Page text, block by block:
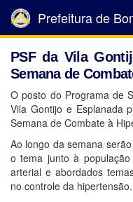
Prefeitura de
PSF da Vila
Semana de
O posto do Programa de
Vila Gontijo e Esplanada
Semana de Combate à
Ao longo da semana
o tema junto à
arterial e abordados
no controle da hipertensão.